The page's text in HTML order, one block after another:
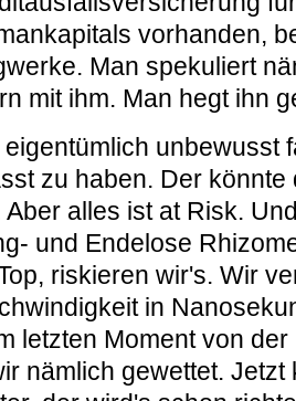
vorhanden,
Man spekuliert
mit ihm. Man hegt ihn
unbewusst
zu haben. Der könnte
alles ist at Risk.
und Endelose
riskieren wir's. Wir
in
letzten Moment von
nämlich gewettet. Jetzt